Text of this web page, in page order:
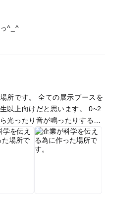
^_^
所です。 全ての展示ブースを
以上向けだと思います。 0~2
光ったり音が鳴ったりするの
すが、4歳の息子にとっては
高く、エアロバイクも大きす
説明)は意味がわからず……と